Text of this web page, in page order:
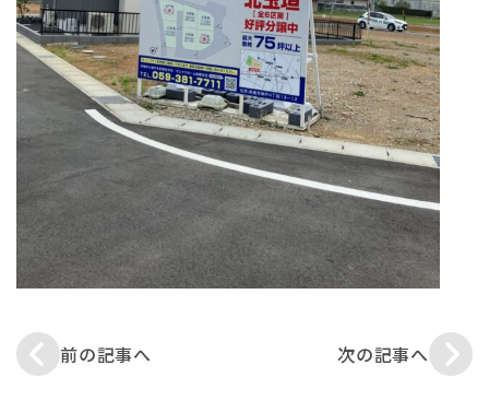
前の記事へ 次の記事へ